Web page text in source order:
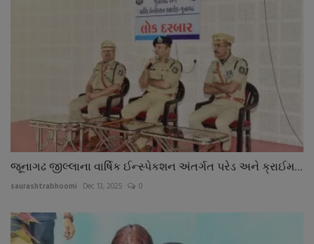
જૂનાગઢ જીલ્લાના વાર્ષિક ઈન્સ્પેકશન અંતર્ગત પરેડ અને ક્રાઈમ...
saurashtrabhoomi Dec 13, 2025 0